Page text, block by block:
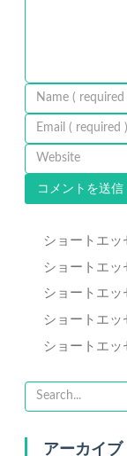
ショートエッ
ショートエッ
ショートエッ
ショートエッ
ショートエッ
アーカイブ